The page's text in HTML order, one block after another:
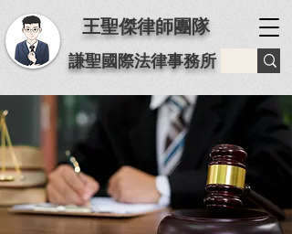
王聖傑律師團隊
謙聖國際法律事務所